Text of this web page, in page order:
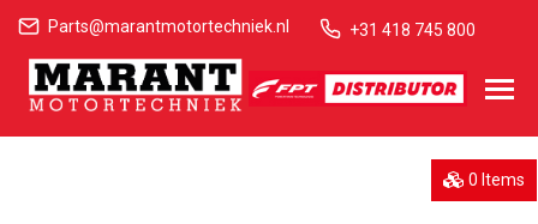
Parts@marantmotortechniek.nl +31 418 745 800
0 Items